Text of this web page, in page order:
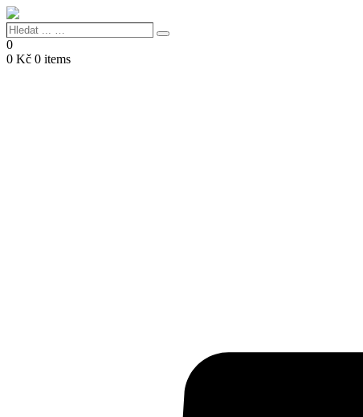
Hledat
...
…
Search
0
0 Kč 0 items